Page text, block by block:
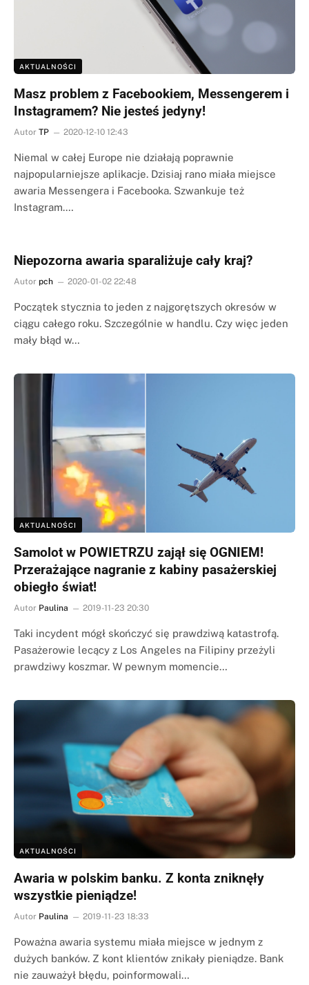
AKTUALNOŚCI
Masz problem z Facebookiem, Messengerem i
Instagramem? Nie jesteś jedyny!
Autor TP 2020-12-10 12:43
Niemal w całej Europe nie działają poprawnie
najpopularniejsze aplikacje. Dzisiaj rano miała miejsce
awaria Messengera i Facebooka. Szwankuje też
Instagram.…
Niepozorna awaria sparaliżuje cały kraj?
Autor pch 2020-01-02 22:48
Początek stycznia to jeden z najgorętszych okresów w
ciągu całego roku. Szczególnie w handlu. Czy więc jeden
mały błąd w…
AKTUALNOŚCI
Samolot w POWIETRZU zajął się OGNIEM!
Przerażające nagranie z kabiny pasażerskiej
obiegło świat!
Autor Paulina 2019-11-23 20:30
Taki incydent mógł skończyć się prawdziwą katastrofą.
Pasażerowie lecący z Los Angeles na Filipiny przeżyli
prawdziwy koszmar. W pewnym momencie…
AKTUALNOŚCI
Awaria w polskim banku. Z konta zniknęły
wszystkie pieniądze!
Autor Paulina 2019-11-23 18:33
Poważna awaria systemu miała miejsce w jednym z
dużych banków. Z kont klientów znikały pieniądze. Bank
nie zauważył błędu, poinformowali…